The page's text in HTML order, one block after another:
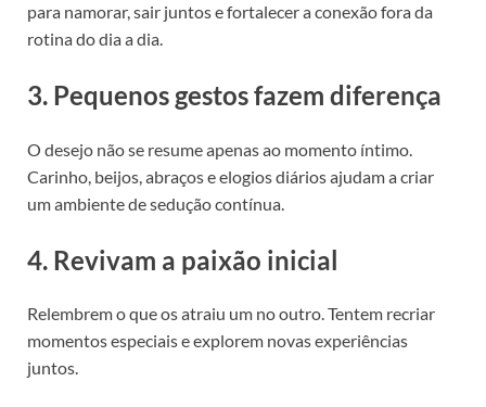
para namorar, sair juntos e fortalecer a conexão fora da
rotina do dia a dia.
3. Pequenos gestos fazem diferença
O desejo não se resume apenas ao momento íntimo.
Carinho, beijos, abraços e elogios diários ajudam a criar
um ambiente de sedução contínua.
4. Revivam a paixão inicial
Relembrem o que os atraiu um no outro. Tentem recriar
momentos especiais e explorem novas experiências
juntos.